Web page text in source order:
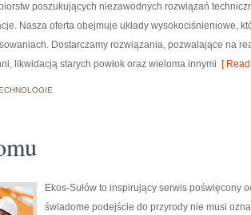
poszukujących niezawodnych rozwiązań
Nasza oferta obejmuje układy wysokociśnieniowe,
Dostarczamy rozwiązania, pozwalające na
likwidacją starych powłok oraz wieloma innymi [
Ekos-Sułów to inspirujący serwis poświęcony
świadome podejście do przyrody nie musi